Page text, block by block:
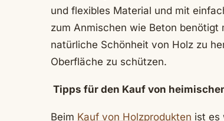
und flexibles Material und mit
zum Anmischen wie Beton benötigt
natürliche Schönheit von Holz zu
Oberfläche zu schützen.
Tipps für den Kauf von
Beim Kauf von Holzprodukten ist es